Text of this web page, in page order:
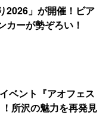
2026」が開催！ビア
カーが勢ぞろい！
ベント『アオフェス
所沢の魅力を再発見